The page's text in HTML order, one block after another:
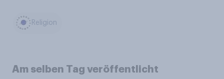
Religion
Am selben Tag veröffentlicht